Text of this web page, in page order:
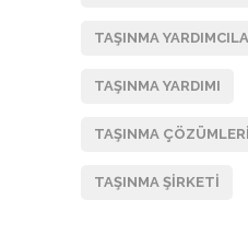
TAŞINMA
TAŞINMA YARDIMI
TAŞINMA ÇÖZÜMLERI
TAŞINMA ŞIRKETI